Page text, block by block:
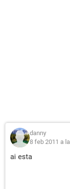
danny
8 feb 2011 a
ai esta